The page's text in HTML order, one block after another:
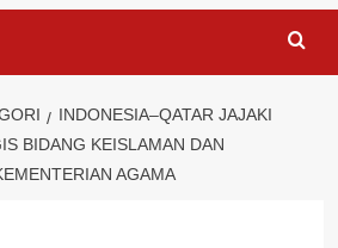
INDONESIA–QATAR JAJAKI
BIDANG KEISLAMAN DAN
AGAMA